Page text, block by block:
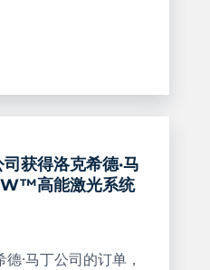
获得洛克希德·马
高能激光系统
·马丁公司的订单，